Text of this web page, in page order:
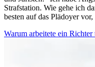
Strafstation. Wie gehe ich
besten auf das Plädoyer
Warum arbeitete ein